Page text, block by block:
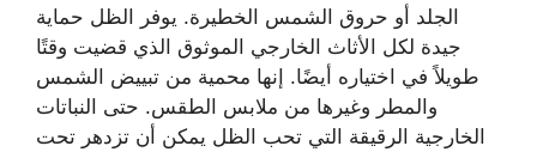
الجلد أو حروق الشمس الخطيرة. يوفر الظل حماية
جيدة لكل الأثاث الخارجي الموثوق الذي قضيت وقتًا
طويلاً في اختياره أيضًا. إنها محمية من تبييض الشمس
والمطر وغيرها من ملابس الطقس. حتى النباتات
الخارجية الرقيقة التي تحب الظل يمكن أن تزدهر تحت